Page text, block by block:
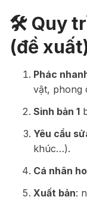
🛠️ Quy
(đề
Phác
vật, phong
Sinh bản 1
Yêu cầu
khúc…).
Cá nhân
Xuất bản: